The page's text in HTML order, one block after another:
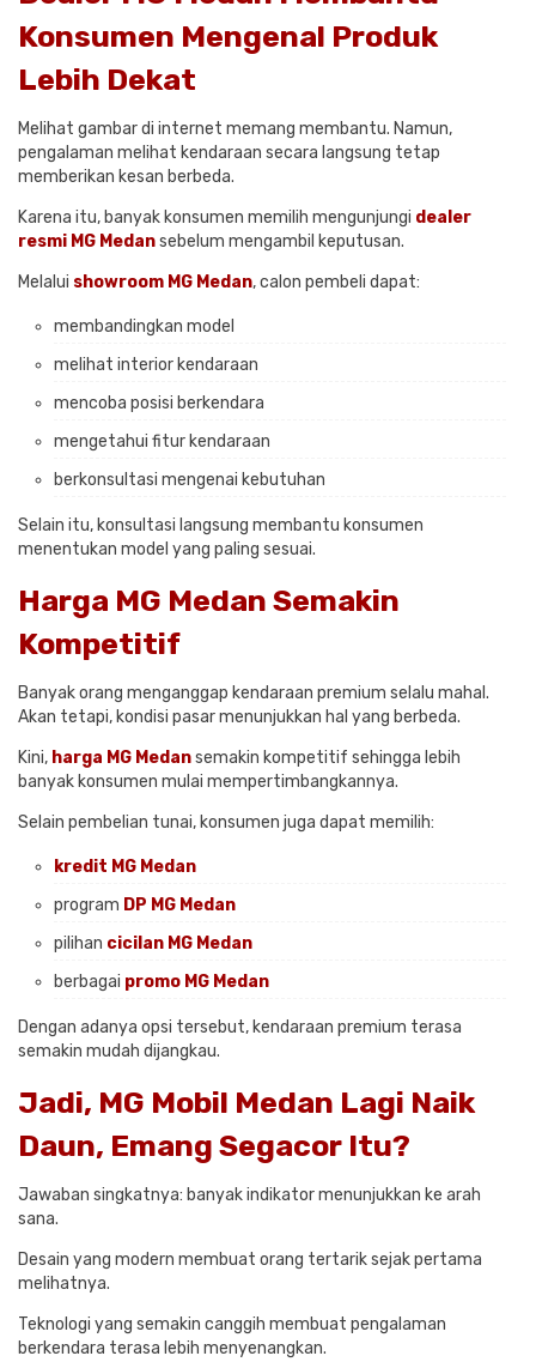
Konsumen Mengenal Produk
Lebih Dekat
Melihat gambar di internet memang membantu. Namun,
pengalaman melihat kendaraan secara langsung tetap
memberikan kesan berbeda.
Karena itu, banyak konsumen memilih mengunjungi dealer
resmi MG Medansebelum mengambil keputusan.
Melalui showroom MG Medan, calon pembeli dapat:
membandingkan model
melihat interior kendaraan
mencoba posisi berkendara
mengetahui fitur kendaraan
berkonsultasi mengenai kebutuhan
Selain itu, konsultasi langsung membantu konsumen
menentukan model yang paling sesuai.
Harga MG Medan Semakin
Kompetitif
Banyak orang menganggap kendaraan premium selalu mahal.
Akan tetapi, kondisi pasar menunjukkan hal yang berbeda.
Kini, harga MG Medansemakin kompetitif sehingga lebih
banyak konsumen mulai mempertimbangkannya.
Selain pembelian tunai, konsumen juga dapat memilih:
kredit MG Medan
program DP MG Medan
pilihan cicilan MG Medan
berbagai promo MG Medan
Dengan adanya opsi tersebut, kendaraan premium terasa
semakin mudah dijangkau.
Jadi, MG Mobil Medan Lagi Naik
Daun, Emang Segacor Itu?
Jawaban singkatnya: banyak indikator menunjukkan ke arah
sana.
Desain yang modern membuat orang tertarik sejak pertama
melihatnya.
Teknologi yang semakin canggih membuat pengalaman
berkendara terasa lebih menyenangkan.